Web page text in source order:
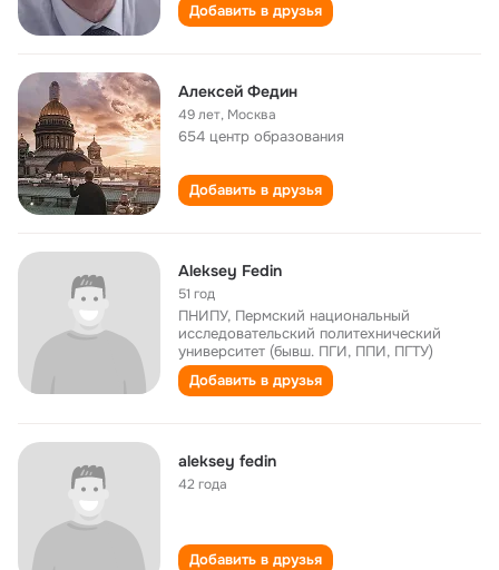
Добавить в друзья
Aлексей Федин
49 лет, Москва
654 центр образования
Добавить в друзья
Aleksey Fedin
51 год
ПНИПУ, Пермский национальный
исследовательский политехнический
университет (бывш. ПГИ, ППИ, ПГТУ)
Добавить в друзья
aleksey fedin
42 года
Добавить в друзья